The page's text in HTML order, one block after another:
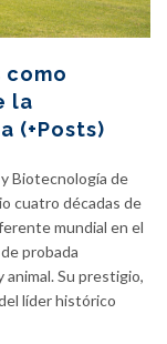
como
la
(+Posts)
Biotecnología de
cuatro décadas de
mundial en el
probada
animal. Su prestigio,
líder histórico